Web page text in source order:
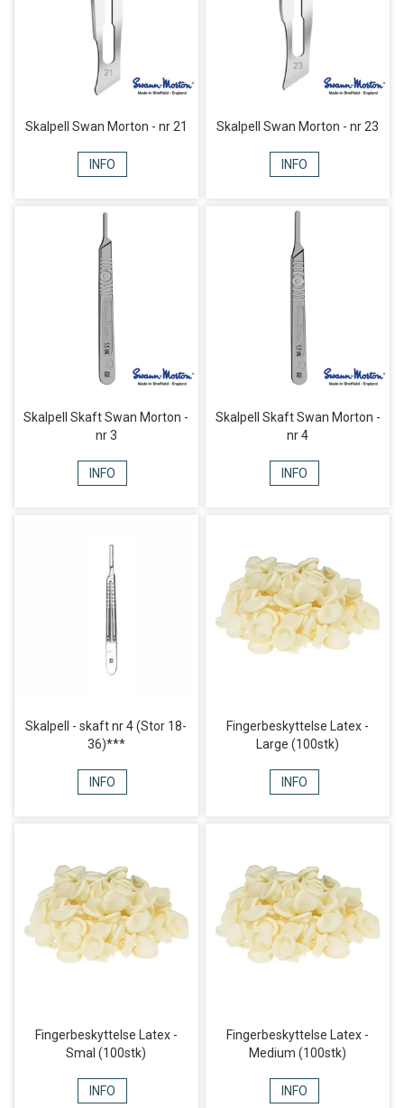
Skalpell Swan Morton - nr 21
INFO
Skalpell Swan Morton - nr 23
INFO
Skalpell Skaft Swan Morton -
nr 3
INFO
Skalpell Skaft Swan Morton -
nr 4
INFO
Skalpell - skaft nr 4 (Stor 18-
36)***
INFO
Fingerbeskyttelse Latex -
Large (100stk)
INFO
Fingerbeskyttelse Latex -
Smal (100stk)
INFO
Fingerbeskyttelse Latex -
Medium (100stk)
INFO